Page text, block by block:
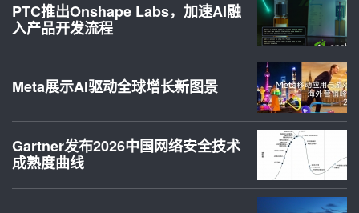
PTC推出Onshape Labs，加速AI融
入产品开发流程
Meta展示AI驱动全球增长新图景
Gartner发布2026中国网络安全技术
成熟度曲线